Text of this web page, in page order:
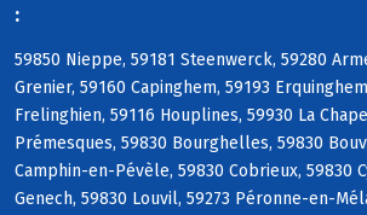
:
59850 Nieppe, 59181 Steenwerck, 59280
Grenier, 59160 Capinghem, 59193
Frelinghien, 59116 Houplines, 59930 La
Prémesques, 59830 Bourghelles, 59830
Camphin-en-Pévèle, 59830 Cobrieux, 59830
Genech, 59830 Louvil, 59273 Péronne-en-